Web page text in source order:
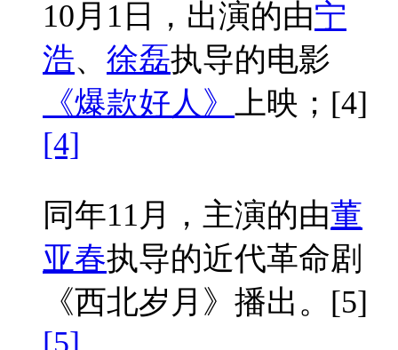
10月1日，出演的由宁
浩、 徐磊执导的电影
《爆款好人》
上映； [4]
[4]
同年11月，主演的由董
亚春执导的近代革命剧
《西北岁月》播出。 [5]